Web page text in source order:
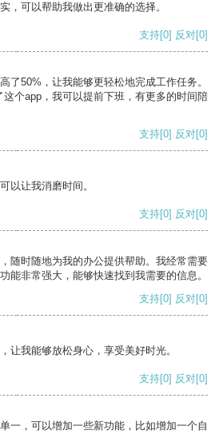
，可以帮助我做出更准确的选择。
支持[0] 反对[0]
了50%，让我能够更轻松地完成工作任务。
个app，我可以提前下班，有更多的时间陪
支持[0] 反对[0]
以让我消磨时间。
支持[0] 反对[0]
随时随地为我的办公提供帮助。我经常需要
能非常强大，能够快速找到我需要的信息。
支持[0] 反对[0]
让我能够放松身心，享受美好时光。
支持[0] 反对[0]
一，可以增加一些新功能，比如增加一个自